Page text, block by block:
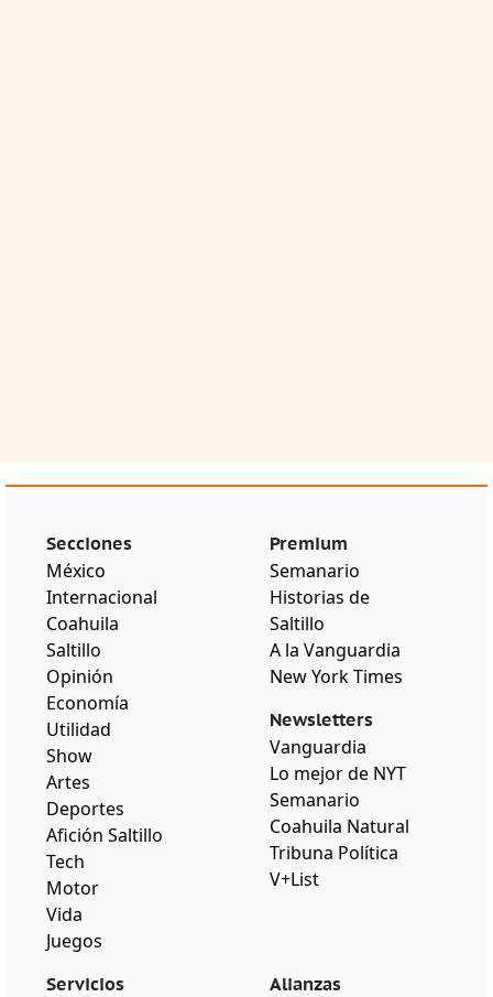
Secciones
México
Internacional
Coahuila
Saltillo
Opinión
Economía
Utilidad
Show
Artes
Deportes
Afición Saltillo
Tech
Motor
Vida
Juegos
Premium
Semanario
Historias de
Saltillo
A la Vanguardia
New York Times
Newsletters
Vanguardia
Lo mejor de NYT
Semanario
Coahuila Natural
Tribuna Política
V+List
Servicios Alianzas